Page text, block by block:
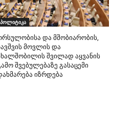
პოლიტიკა
და მშობიარობის,
მოვლის და
შვილად აყვანის
შვებულებაზე გასაცემი
იზრდება